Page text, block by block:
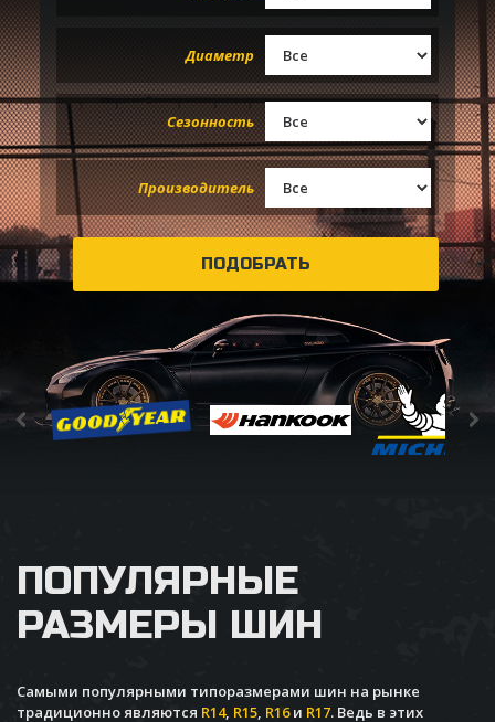
ОТЗЫВЫ О ШИНАХ
Диаметр
Сезонность
Производитель
ПОДОБРАТЬ
ПОПУЛЯРНЫЕ
РАЗМЕРЫ ШИН
Самыми популярными типоразмерами шин на рынке
традиционно являются R14, R15, R16и R17. Ведь в этих